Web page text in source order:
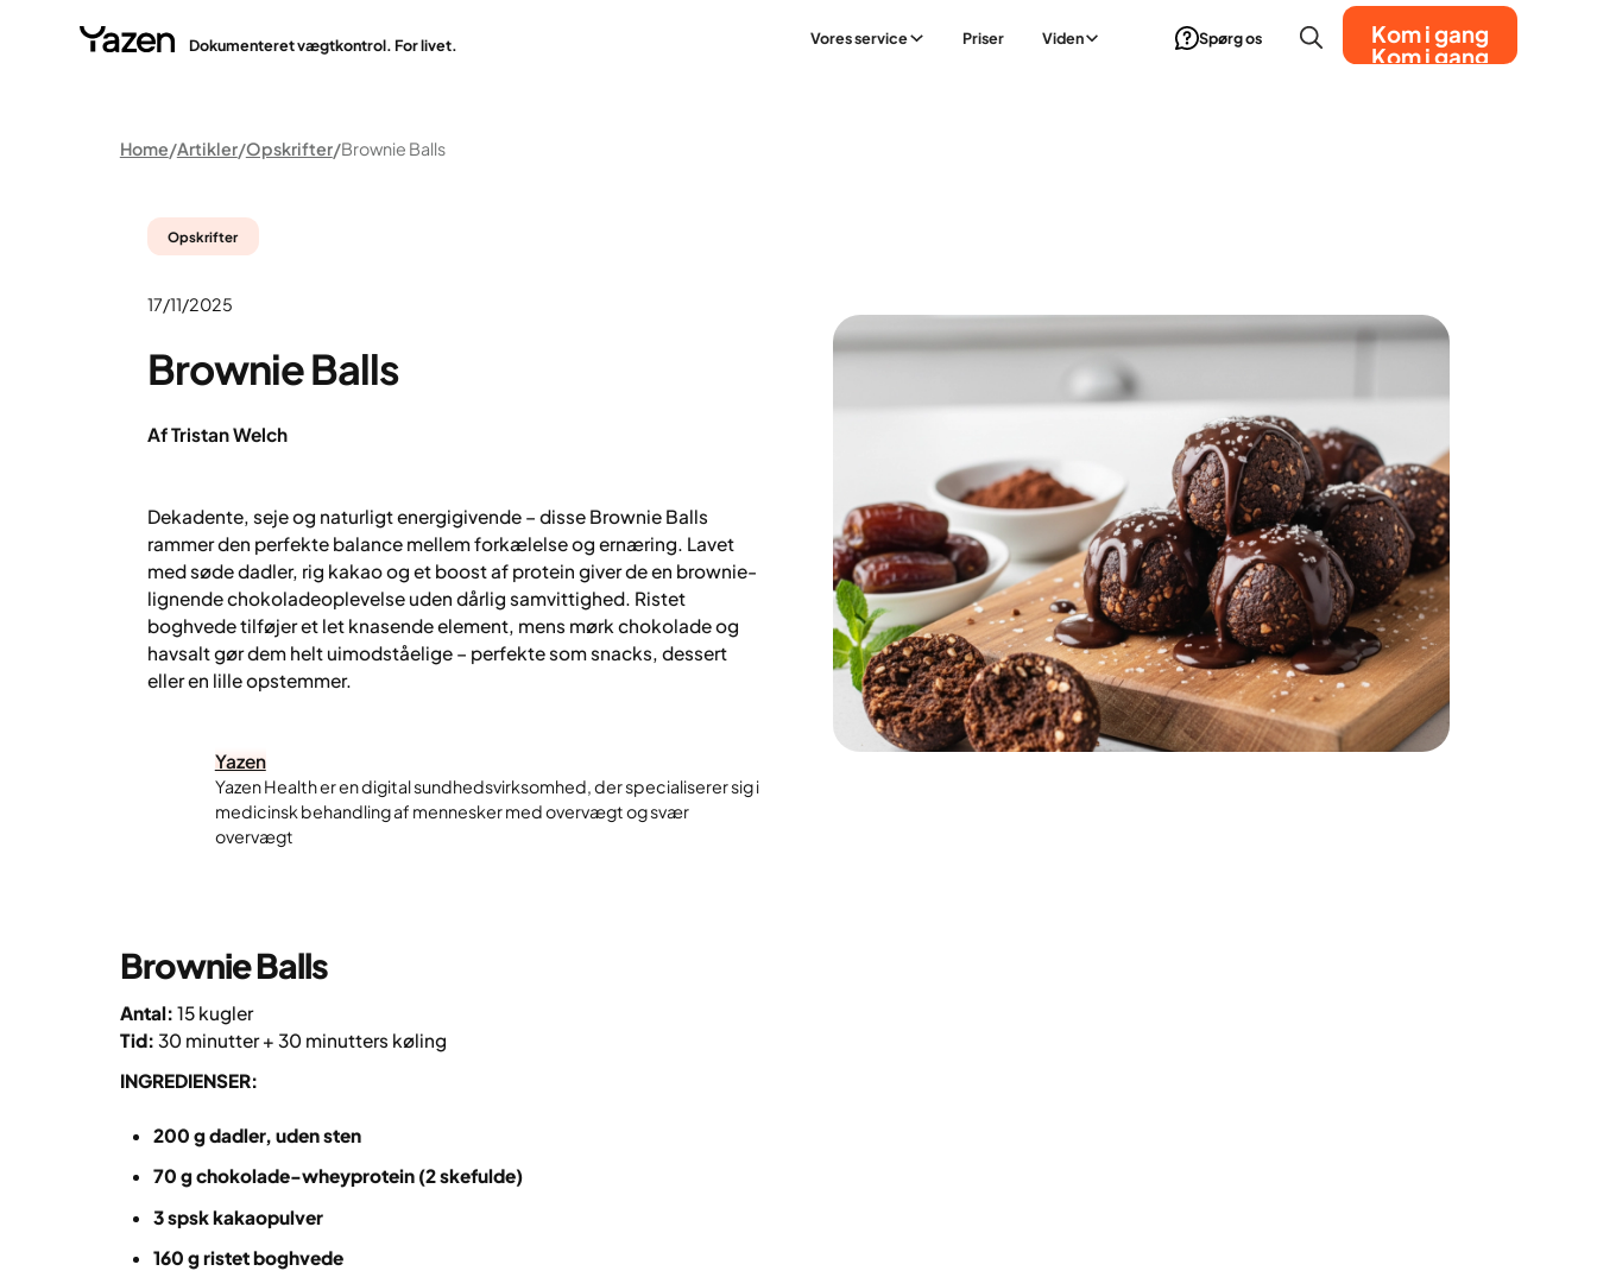
Dokumenteret vægtkontrol. For livet. Vores service Priser Viden Spørg os
Kom i gang
Kom i gang
Home Artikler Opskrifter Brownie Balls
Opskrifter
17/11/2025
Brownie Balls
Af Tristan Welch
Dekadente, seje og naturligt energigivende – disse Brownie Balls
rammer den perfekte balance mellem forkælelse og ernæring. Lavet
med søde dadler, rig kakao og et boost af protein giver de en brownie-
lignende chokoladeoplevelse uden dårlig samvittighed. Ristet
boghvede tilføjer et let knasende element, mens mørk chokolade og
havsalt gør dem helt uimodståelige – perfekte som snacks, dessert
eller en lille opstemmer.
Yazen
Yazen Health er en digital sundhedsvirksomhed, der specialiserer sig i
medicinsk behandling af mennesker med overvægt og svær
overvægt
Brownie Balls
Antal: 15 kugler
Tid: 30 minutter + 30 minutters køling
INGREDIENSER:
200 g dadler, uden sten
70 g chokolade-wheyprotein (2 skefulde)
3 spsk kakaopulver
160 g ristet boghvede